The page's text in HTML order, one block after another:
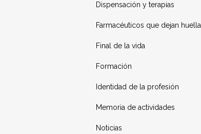
Dispensación y terapias
Farmacéuticos que dejan huella
Final de la vida
Formación
Identidad de la profesión
Memoria de actividades
Noticias